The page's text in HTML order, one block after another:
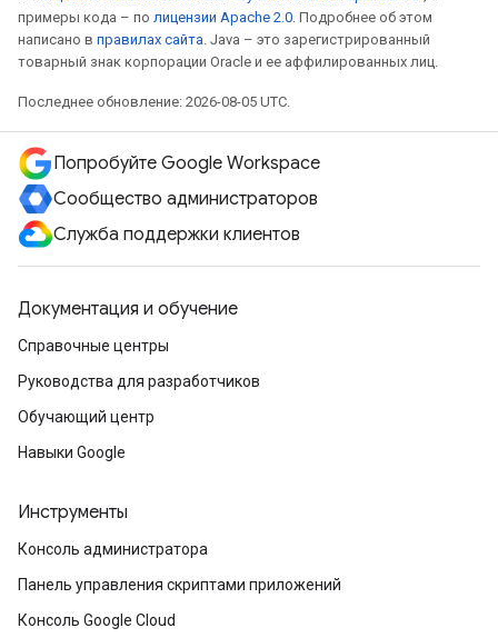
примеры кода – по лицензии Apache 2.0. Подробнее об этом
написано в правилах сайта. Java – это зарегистрированный
товарный знак корпорации Oracle и ее аффилированных лиц.
Последнее обновление: 2026-08-05 UTC.
Попробуйте Google Workspace
Сообщество администраторов
Служба поддержки клиентов
Документация и обучение
Справочные центры
Руководства для разработчиков
Обучающий центр
Навыки Google
Инструменты
Консоль администратора
Панель управления скриптами приложений
Консоль Google Cloud